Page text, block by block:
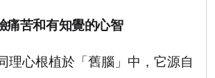
痛苦和有知覺的心智
理心根植於「舊腦」中，它源自